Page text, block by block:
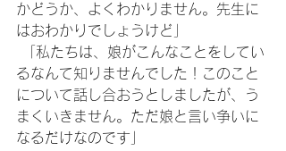
かどうか、よくわかりません。先生に
はおわかりでしょうけど」
るなんて知りませんでした！このこと
について話し合おうとしましたが、う
まくいきません。ただ娘と言い争いに
なるだけなのです」